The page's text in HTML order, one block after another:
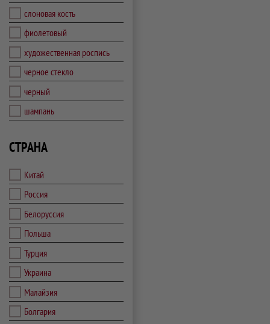
слоновая кость
фиолетовый
художественная роспись
черное стекло
черный
шампань
СТРАНА
Китай
Россия
Белоруссия
Польша
Турция
Украина
Малайзия
Болгария